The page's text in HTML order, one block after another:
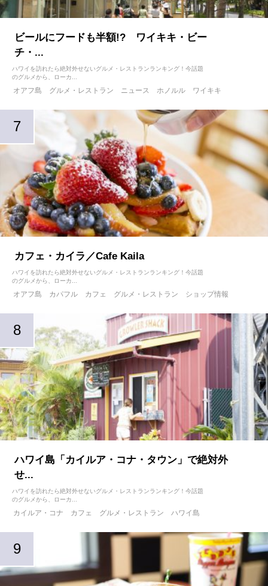
ビールにフードも半額!? ワイキキ・ビー
チ・...
ハワイを訪れたら絶対外せないグルメ・レストランランキング！今話題
のグルメから、ローカ...
オアフ島 グルメ・レストラン ニュース ホノルル ワイキキ
カフェ・カイラ／Cafe Kaila
ハワイを訪れたら絶対外せないグルメ・レストランランキング！今話題
のグルメから、ローカ...
オアフ島 カパフル カフェ グルメ・レストラン ショップ情報
ハワイ島「カイルア・コナ・タウン」で絶対外
せ...
ハワイを訪れたら絶対外せないグルメ・レストランランキング！今話題
のグルメから、ローカ...
カイルア・コナ カフェ グルメ・レストラン ハワイ島